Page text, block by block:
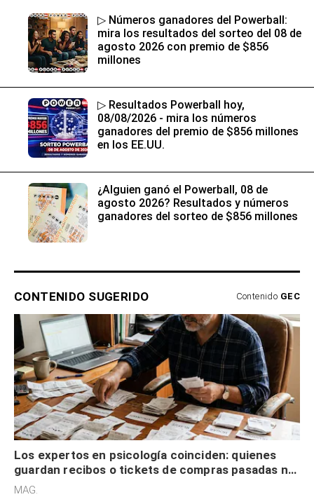
▷ Números ganadores del Powerball:
mira los resultados del sorteo del 08 de
agosto 2026 con premio de $856
millones
▷ Resultados Powerball hoy,
08/08/2026 - mira los números
ganadores del premio de $856 millones
en los EE.UU.
¿Alguien ganó el Powerball, 08 de
agosto 2026? Resultados y números
ganadores del sorteo de $856 millones
CONTENIDO SUGERIDO Contenido GEC
Los expertos en psicología coinciden: quienes
guardan recibos o tickets de compras pasadas no
son acumuladores, sino que tienen necesidad de
MAG.